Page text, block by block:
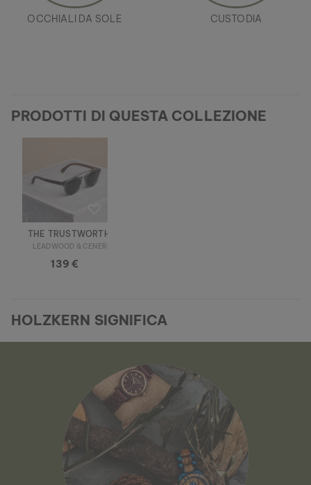
OCCHIALI DA SOLE CUSTODIA
PRODOTTI DI QUESTA COLLEZIONE
THE TRUSTWORTHY
LEADWOOD & CENERE
139 €
HOLZKERN SIGNIFICA